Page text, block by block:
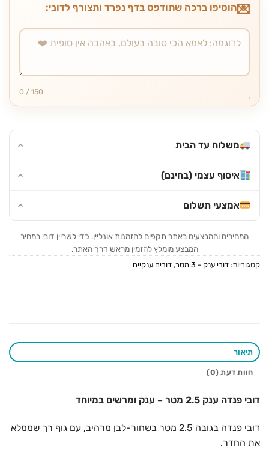
הוסיפו ברכה שתודפס בדף נפרד ותצורף לדובי:
0 / 150
משלוח עד הבית
איסוף עצמי (בחינם)
אמצעי תשלום
המחירים והמבצעים באתר תקפים להזמנות אונליין. כדי לשריין דובי במחיר
המבצע מומלץ להזמין מראש דרך האתר.
קטגוריות: דובי ענק - 3 מטר , דובים ענקיים
תיאור
חוות דעת (0)
דובי פנדה ענק 2.5 מטר – ענק ומרשים במיוחד
דובי פנדה בגובה 2.5 מטר בשחור-לבן מרהיב, עם גוף רך שממלא
את החדר.